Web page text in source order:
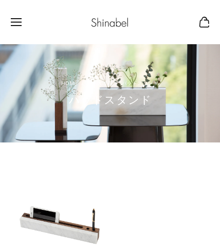
白い大理石 パッドスタンド
パッドスタンド